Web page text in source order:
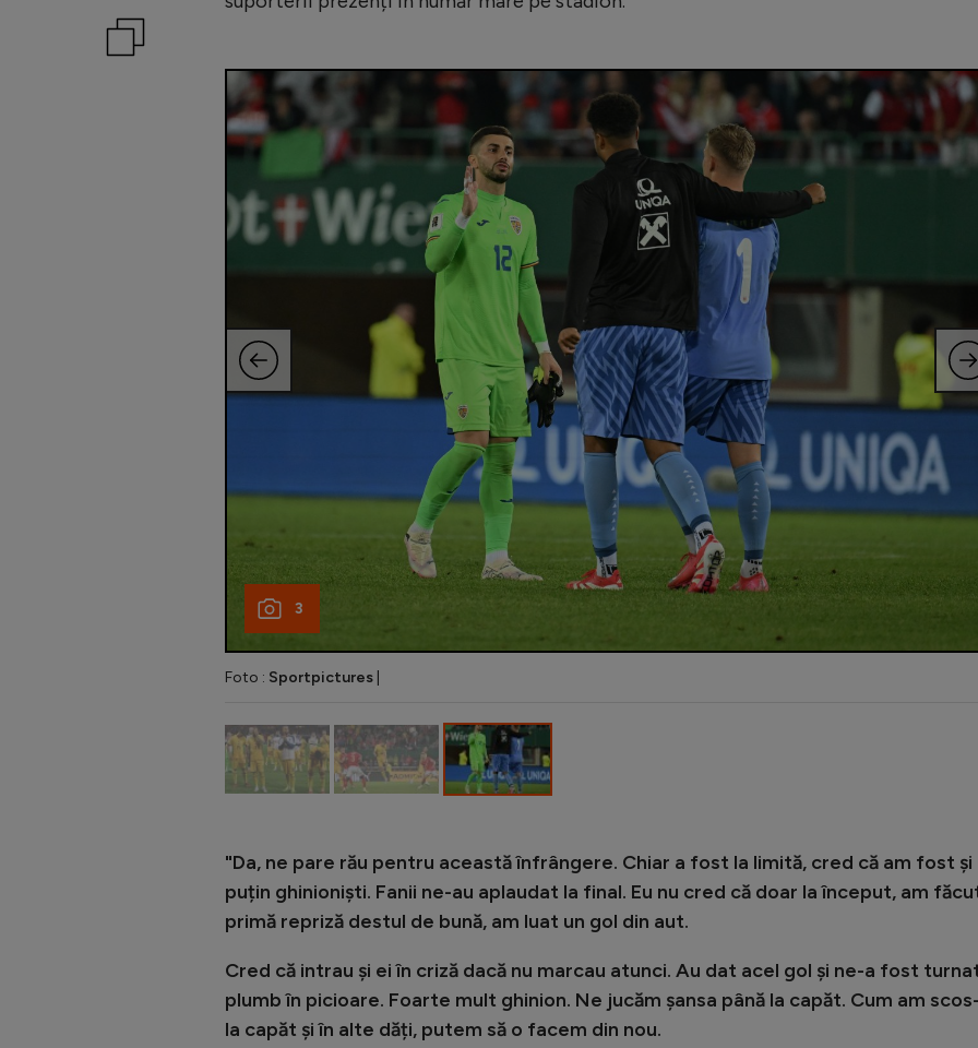
3
Foto : Sportpictures
"Da, ne pare rău pentru această înfrângere. Chiar a fost la limită, cred că am fost și
puțin ghinioniști. Fanii ne-au aplaudat la final. Eu nu cred că doar la început, am
primă repriză destul de bună, am luat un gol din aut.
Cred că intrau și ei în criză dacă nu marcau atunci. Au dat acel gol și ne-a fost
plumb în picioare. Foarte mult ghinion. Ne jucăm șansa până la capăt. Cum am
la capăt și în alte dăți, putem să o facem din nou.